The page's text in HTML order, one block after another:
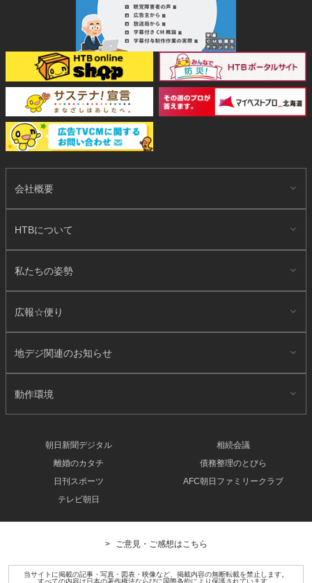
会社概要
HTBについて
私たちの姿勢
広報☆便り
地デジ関連のお知らせ
動作環境
朝日新聞デジタル
相続会議
離婚のカタチ
債務整理のとびら
日刊スポーツ
AFC朝日ファミリークラブ
テレビ朝日
ご意見・ご感想はこちら
当サイトに掲載の記事・写真・図表・映像など、掲載内容の無断転載を禁止します。
すべての内容は日本の著作権法ならびに国際条約により保護されています。